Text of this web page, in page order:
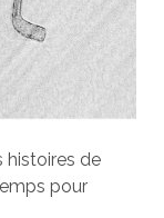
histoires de
pour